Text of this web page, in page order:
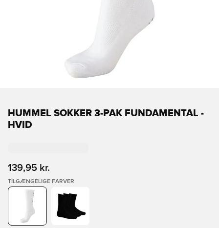
HUMMEL SOKKER 3-PAK FUNDAMENTAL -
HVID
139,95 kr.
TILGÆNGELIGE FARVER